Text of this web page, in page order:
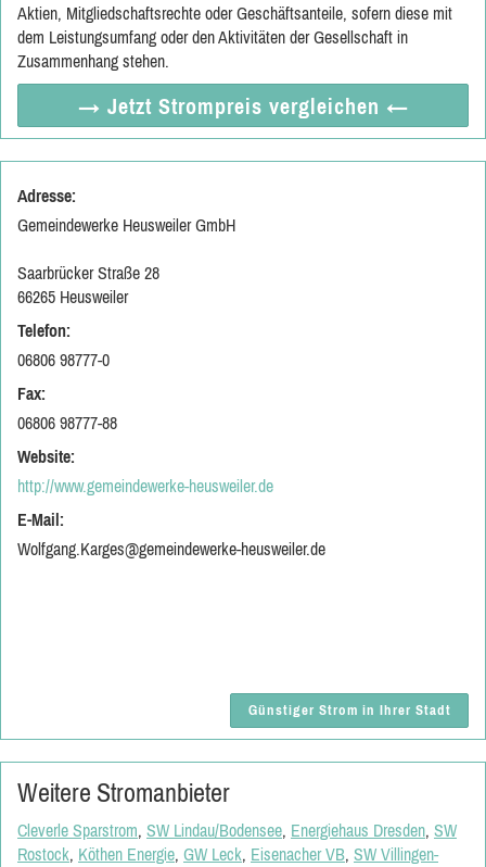
Aktien, Mitgliedschaftsrechte oder Geschäftsanteile, sofern diese mit
dem Leistungsumfang oder den Aktivitäten der Gesellschaft in
Zusammenhang stehen.
→ Jetzt Strompreis vergleichen ←
Adresse:
Gemeindewerke Heusweiler GmbH
Saarbrücker Straße 28
66265 Heusweiler
Telefon:
06806 98777-0
Fax:
06806 98777-88
Website:
http://www.gemeindewerke-heusweiler.de
E-Mail:
Wolfgang.Karges@gemeindewerke-heusweiler.de
Günstiger Strom in Ihrer Stadt
Weitere Stromanbieter
Cleverle Sparstrom, SW Lindau/Bodensee, Energiehaus Dresden, SW
Rostock, Köthen Energie, GW Leck, Eisenacher VB, SW Villingen-